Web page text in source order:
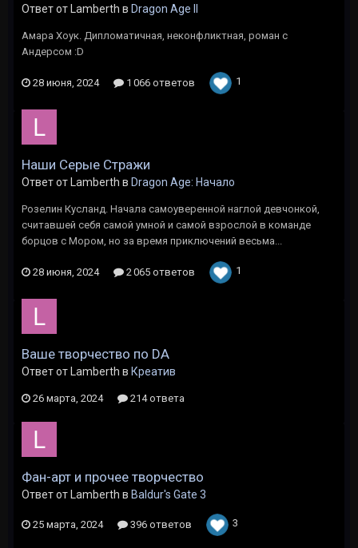
Ответ от Lamberth в Dragon Age II
Амара Хоук. Дипломатичная, неконфликтная, роман с
Андерсом :D
28 июня, 2024 1 066 ответов 1
Наши Серые Стражи
Ответ от Lamberth в Dragon Age: Начало
Розелин Кусланд. Начала самоуверенной наглой девчонкой,
считавшей себя самой умной и самой взрослой в команде
борцов с Мором, но за время приключений весьма...
28 июня, 2024 2 065 ответов 1
Ваше творчество по DA
Ответ от Lamberth в Креатив
26 марта, 2024 214 ответа
Фан-арт и прочее творчество
Ответ от Lamberth в Baldur's Gate 3
25 марта, 2024 396 ответов 3